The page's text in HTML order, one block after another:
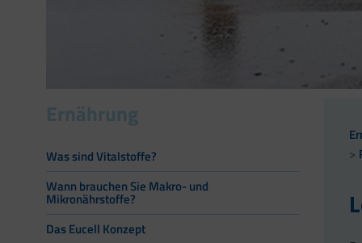
Ernährung
Was sind Vitalstoffe?
Wann brauchen Sie Makro- und
Mikronährstoffe?
Das Eucell Konzept